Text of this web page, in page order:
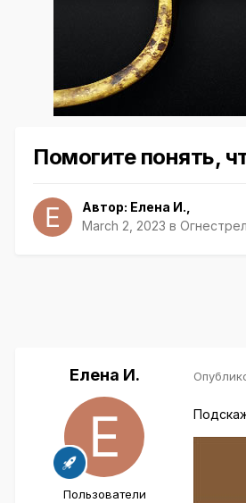
Помогите понять,
Автор: Елена И.
March 2, 2023 в
Елена И.
Пользователи